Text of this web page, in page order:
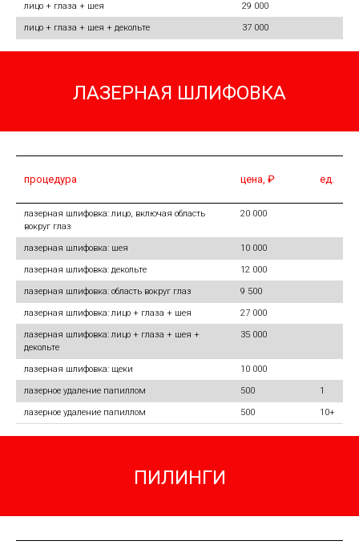
лицо + глаза + шея 29 000
лицо + глаза + шея + декольте 37 000
ЛАЗЕРНАЯ ШЛИФОВКА
процедура цена, ₽ ед.
лазерная шлифовка: лицо, включая область
вокруг глаз
20 000
лазерная шлифовка: шея 10 000
лазерная шлифовка: декольте 12 000
лазерная шлифовка: область вокруг глаз 9 500
лазерная шлифовка: лицо + глаза + шея 27 000
лазерная шлифовка: лицо + глаза + шея +
декольте
35 000
лазерная шлифовка: щеки 10 000
лазерное удаление папиллом 500 1
лазерное удаление папиллом 500 10+
ПИЛИНГИ